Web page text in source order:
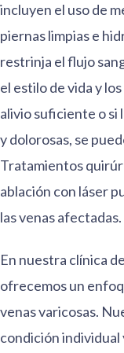
incluyen el uso de
piernas limpias e
restrinja el flujo
el estilo de vida y
alivio suficiente o si
y dolorosas, se
Tratamientos
ablación con láser
las venas afectadas.
En nuestra clínica
ofrecemos un
venas varicosas.
condición individual